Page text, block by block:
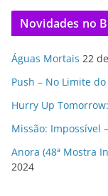
Novidades no
Águas Mortais 22
Push – No Limite
Hurry Up
Missão: Impossível
Anora (48ª Mostra
2024